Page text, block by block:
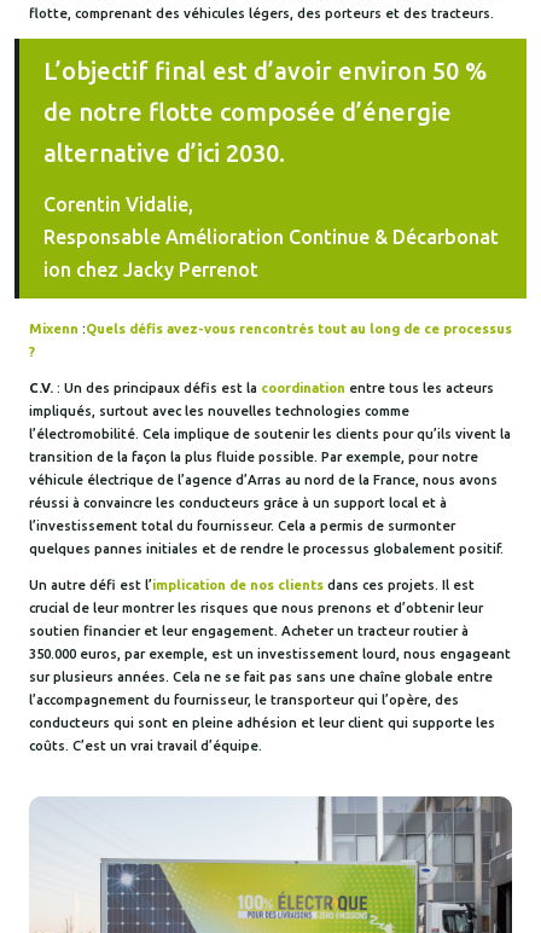
flotte, comprenant des véhicules légers, des porteurs et des tracteurs.
L’objectif final est d’avoir environ 50 %
de notre flotte composée d’énergie
alternative d’ici 2030.
Corentin Vidalie,
Responsable Amélioration Continue & Décarbonat
ion chez Jacky Perrenot
Mixenn :Quels défis avez-vous rencontrés tout au long de ce processus
?
C.V. : Un des principaux défis est la coordination entre tous les acteurs
impliqués, surtout avec les nouvelles technologies comme
l’électromobilité. Cela implique de soutenir les clients pour qu’ils vivent la
transition de la façon la plus fluide possible. Par exemple, pour notre
véhicule électrique de l’agence d’Arras au nord de la France, nous avons
réussi à convaincre les conducteurs grâce à un support local et à
l’investissement total du fournisseur. Cela a permis de surmonter
quelques pannes initiales et de rendre le processus globalement positif.
Un autre défi est l’implication de nos clients dans ces projets. Il est
crucial de leur montrer les risques que nous prenons et d’obtenir leur
soutien financier et leur engagement. Acheter un tracteur routier à
350.000 euros, par exemple, est un investissement lourd, nous engageant
sur plusieurs années. Cela ne se fait pas sans une chaîne globale entre
l’accompagnement du fournisseur, le transporteur qui l’opère, des
conducteurs qui sont en pleine adhésion et leur client qui supporte les
coûts. C’est un vrai travail d’équipe.